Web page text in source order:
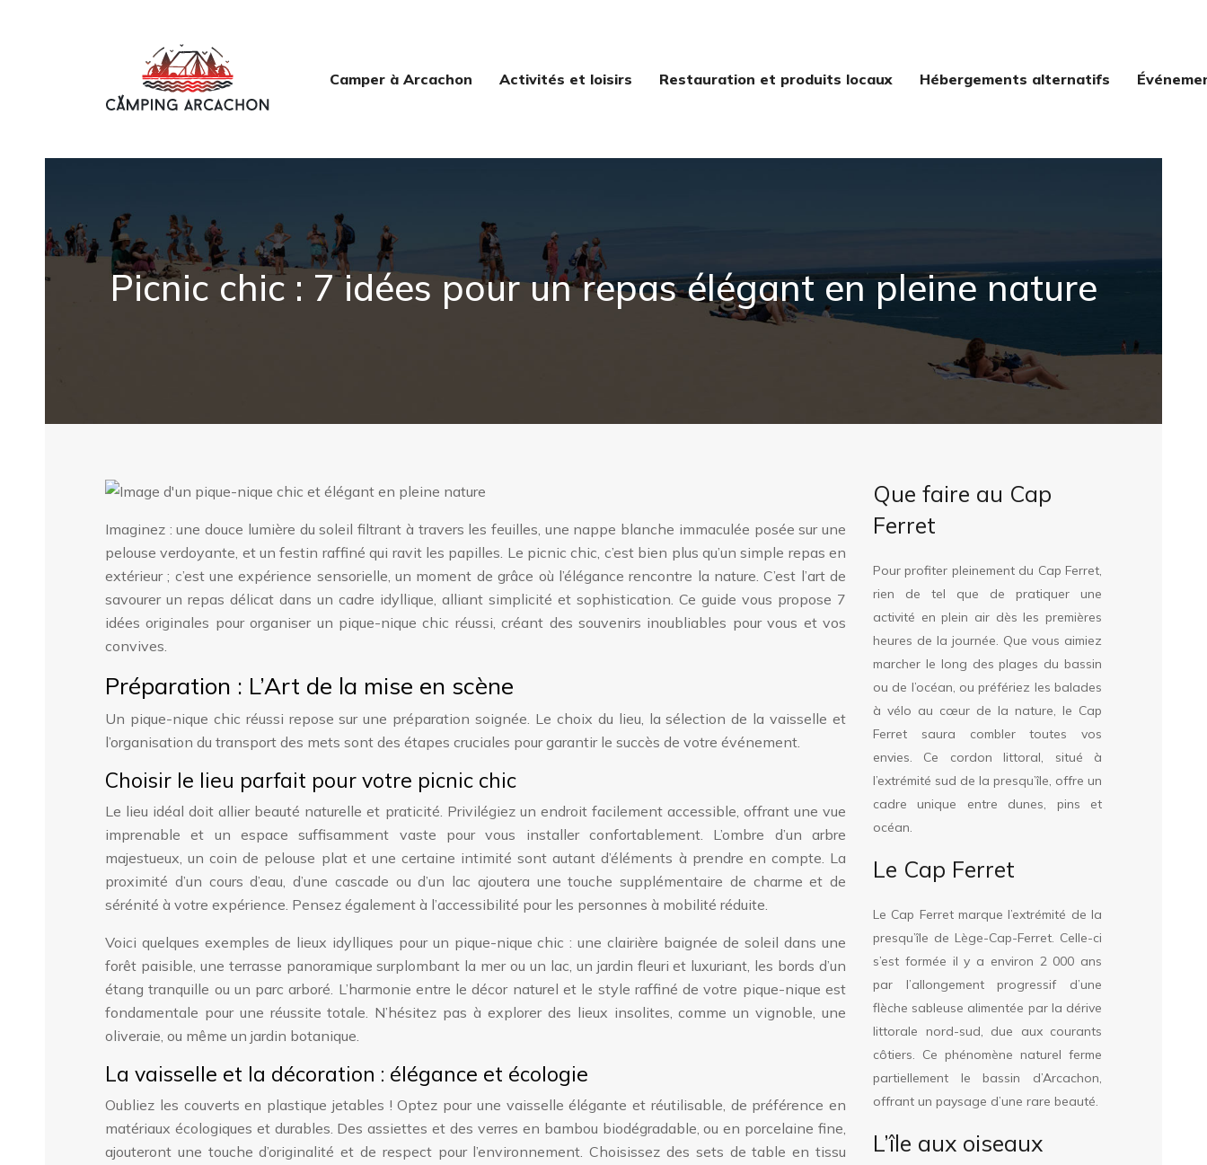
Camper à Arcachon Activités et loisirs Restauration et produits locaux Hébergements alternatifs
Picnic chic : 7 idées pour un repas élégant en pleine nature
Imaginez : une douce lumière du soleil filtrant à travers les feuilles, une nappe blanche immaculée posée sur une
pelouse verdoyante, et un festin raffiné qui ravit les papilles. Le picnic chic, c’est bien plus qu’un simple repas en
extérieur ; c’est une expérience sensorielle, un moment de grâce où l’élégance rencontre la nature. C’est l’art de
savourer un repas délicat dans un cadre idyllique, alliant simplicité et sophistication. Ce guide vous propose 7
idées originales pour organiser un pique-nique chic réussi, créant des souvenirs inoubliables pour vous et vos
convives.
Préparation : L’Art de la mise en scène
Un pique-nique chic réussi repose sur une préparation soignée. Le choix du lieu, la sélection de la vaisselle et
l’organisation du transport des mets sont des étapes cruciales pour garantir le succès de votre événement.
Choisir le lieu parfait pour votre picnic chic
Le lieu idéal doit allier beauté naturelle et praticité. Privilégiez un endroit facilement accessible, offrant une vue
imprenable et un espace suffisamment vaste pour vous installer confortablement. L’ombre d’un arbre
majestueux, un coin de pelouse plat et une certaine intimité sont autant d’éléments à prendre en compte. La
proximité d’un cours d’eau, d’une cascade ou d’un lac ajoutera une touche supplémentaire de charme et de
sérénité à votre expérience. Pensez également à l’accessibilité pour les personnes à mobilité réduite.
Voici quelques exemples de lieux idylliques pour un pique-nique chic : une clairière baignée de soleil dans une
forêt paisible, une terrasse panoramique surplombant la mer ou un lac, un jardin fleuri et luxuriant, les bords d’un
étang tranquille ou un parc arboré. L’harmonie entre le décor naturel et le style raffiné de votre pique-nique est
fondamentale pour une réussite totale. N’hésitez pas à explorer des lieux insolites, comme un vignoble, une
oliveraie, ou même un jardin botanique.
La vaisselle et la décoration : élégance et écologie
Oubliez les couverts en plastique jetables ! Optez pour une vaisselle élégante et réutilisable, de préférence en
matériaux écologiques et durables. Des assiettes et des verres en bambou biodégradable, ou en porcelaine fine,
ajouteront une touche d’originalité et de respect pour l’environnement. Choisissez des sets de table en tissu
Que faire au Cap
Ferret
Pour profiter pleinement du Cap Ferret,
rien de tel que de pratiquer une
activité en plein air dès les premières
heures de la journée. Que vous aimiez
marcher le long des plages du bassin
ou de l’océan, ou préfériez les balades
à vélo au cœur de la nature, le Cap
Ferret saura combler toutes vos
envies. Ce cordon littoral, situé à
l’extrémité sud de la presqu’île, offre un
cadre unique entre dunes, pins et
océan.
Le Cap Ferret
Le Cap Ferret marque l’extrémité de la
presqu’île de Lège-Cap-Ferret. Celle-ci
s’est formée il y a environ 2 000 ans
par l’allongement progressif d’une
flèche sableuse alimentée par la dérive
littorale nord-sud, due aux courants
côtiers. Ce phénomène naturel ferme
partiellement le bassin d’Arcachon,
offrant un paysage d’une rare beauté.
L’île aux oiseaux